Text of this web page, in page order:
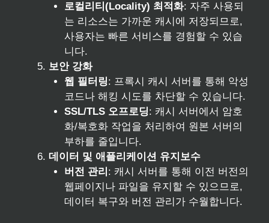
로컬리티(Locality) 최적화: 자주 사용되
는 리소스는 가까운 캐시에 저장되므로,
사용자는 빠른 서비스를 경험할 수 있습
니다.
보안 강화
웹 필터링: 프록시 캐시 서버를 통해 악성
코드나 해킹 시도를 차단할 수 있습니다.
SSL/TLS 오프로딩: 캐시 서버에서 암호
화/복호화 작업을 처리하여 원본 서버의
부하를 줄입니다.
데이터 및 애플리케이션 유지보수
버전 관리 : 캐시 서버를 통해 이전 버전의
웹페이지나 파일을 유지할 수 있으므로,
데이터 복구와 버전 관리가 수월합니다.